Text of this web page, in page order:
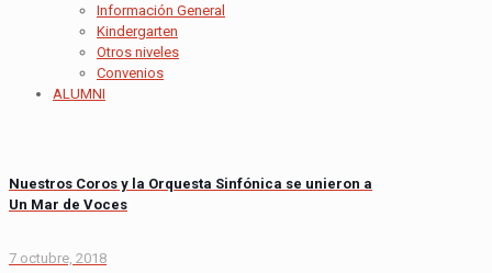
Información General
Kindergarten
Otros niveles
Convenios
ALUMNI
Nuestros Coros y la Orquesta Sinfónica se unieron a
Un Mar de Voces
7 octubre, 2018